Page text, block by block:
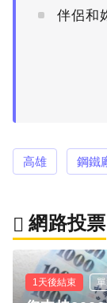
伴侶和
高雄 鋼鐵
網路投票
1天後結束